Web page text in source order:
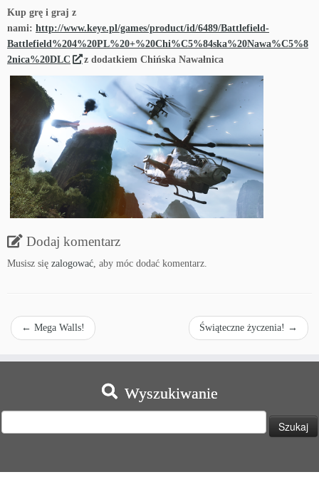
Kup grę i graj z
nami: http://www.keye.pl/games/product/id/6489/Battlefield-
Battlefield%204%20PL%20+%20Chi%C5%84ska%20Nawa%C5%8
2nica%20DLC
z dodatkiem Chińska Nawałnica
Dodaj komentarz
Musisz się zalogować, aby móc dodać komentarz.
← Mega Walls! Świąteczne życzenia! →
Wyszukiwanie